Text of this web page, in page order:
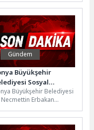
da sürdürdü.
merkezlerinin...
Gündem
Büyükşehir
Sosyal
Ajansı “3.
Çocuk
Paneli”
Büyükşehir Belediyesi
Erbakan
yürüten Sosyal
Ajansı ve...